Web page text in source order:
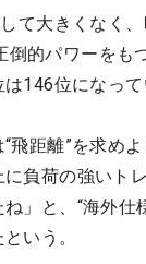
て大きくなく
的パワーを
146位になって
飛距離”を求め
負荷の強いト
」と、“海外
いう。